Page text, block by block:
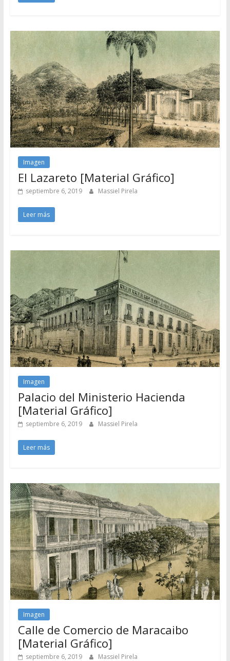
Imagen
El Lazareto [Material Gráfico]
septiembre 6, 2019 Massiel Pirela
Leer más
Imagen
Palacio del Ministerio Hacienda
[Material Gráfico]
septiembre 6, 2019 Massiel Pirela
Leer más
Imagen
Calle de Comercio de Maracaibo
[Material Gráfico]
septiembre 6, 2019 Massiel Pirela